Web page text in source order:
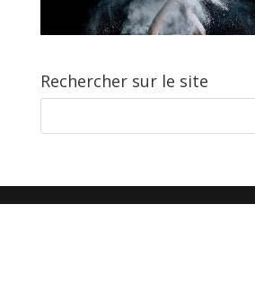
Rechercher sur le site